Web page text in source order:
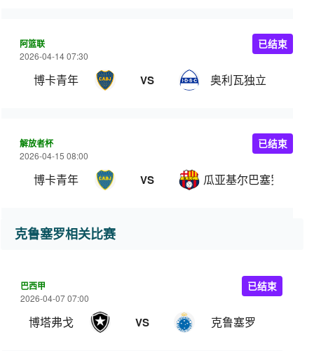
阿篮联
2026-04-14 07:30
博卡青年 VS 奥利瓦独立
已结束
解放者杯
2026-04-15 08:00
博卡青年 VS 瓜亚基尔巴塞罗那
已结束
克鲁塞罗相关比赛
巴西甲
2026-04-07 07:00
博塔弗戈 VS 克鲁塞罗
已结束